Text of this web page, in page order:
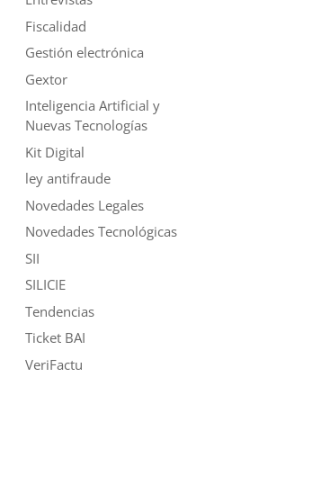
Fiscalidad
Gestión electrónica
Gextor
Inteligencia Artificial y
Nuevas Tecnologías
Kit Digital
ley antifraude
Novedades Legales
Novedades Tecnológicas
SII
SILICIE
Tendencias
Ticket BAI
VeriFactu